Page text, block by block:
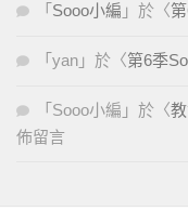
「 Sooo小編 」於〈
「 yan 」於〈第6季
「 Sooo小編 」於〈
佈留言